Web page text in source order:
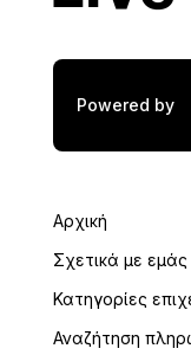
ΤΚ*
ΔΟΥ *
Powered by
Αρχική
Σχετικά με εμάς
Κατηγορίες
Αναζήτηση